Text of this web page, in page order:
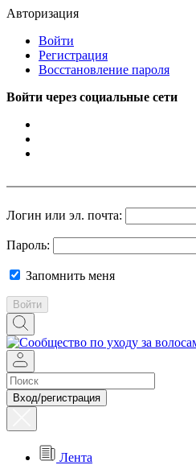
Авторизация
Войти
Регистрация
Восстановление пароля
Войти через социальные сети
Логин или эл. почта:
Пароль:
Запомнить меня
Войти
Вход/регистрация
Лента